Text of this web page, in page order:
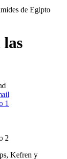
de Egipto
las
Kefren y